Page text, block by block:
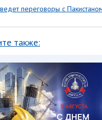
переговоры с
также: